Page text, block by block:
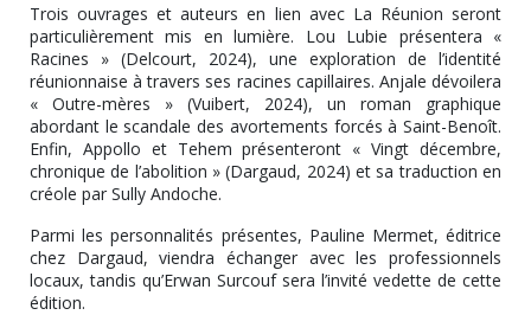
Trois ouvrages et auteurs en lien avec La Réunion seront
particulièrement mis en lumière. Lou Lubie présentera «
Racines » (Delcourt, 2024), une exploration de l’identité
réunionnaise à travers ses racines capillaires. Anjale dévoilera
« Outre-mères » (Vuibert, 2024), un roman graphique
abordant le scandale des avortements forcés à Saint-Benoît.
Enfin, Appollo et Tehem présenteront « Vingt décembre,
chronique de l’abolition » (Dargaud, 2024) et sa traduction en
créole par Sully Andoche.
Parmi les personnalités présentes, Pauline Mermet, éditrice
chez Dargaud, viendra échanger avec les professionnels
locaux, tandis qu’Erwan Surcouf sera l’invité vedette de cette
édition.